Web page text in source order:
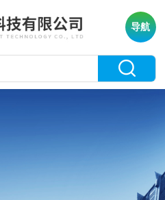
导航